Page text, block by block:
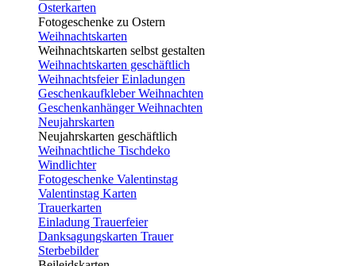
Osterkarten
Fotogeschenke zu Ostern
Weihnachtskarten
Weihnachtskarten selbst gestalten
Weihnachtskarten geschäftlich
Weihnachtsfeier Einladungen
Geschenkaufkleber Weihnachten
Geschenkanhänger Weihnachten
Neujahrskarten
Neujahrskarten geschäftlich
Weihnachtliche Tischdeko
Windlichter
Fotogeschenke Valentinstag
Valentinstag Karten
Trauerkarten
Einladung Trauerfeier
Danksagungskarten Trauer
Sterbebilder